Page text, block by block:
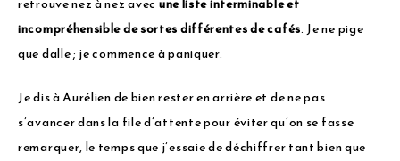
retrouve nez à nez avec une liste interminable et
incompréhensible de sortes différentes de cafés. Je ne pige
que dalle ; je commence à paniquer.
Je dis à Aurélien de bien rester en arrière et de ne pas
s’avancer dans la file d’attente pour éviter qu’on se fasse
remarquer, le temps que j’essaie de déchiffrer tant bien que